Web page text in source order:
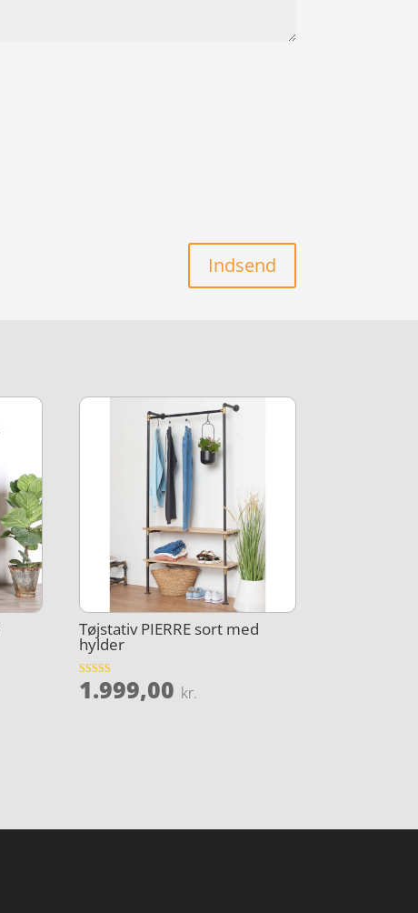
Indsend
Tøjstativ PIERRE sort med
hylder
Vurderet
4.1
1.999,00 kr.